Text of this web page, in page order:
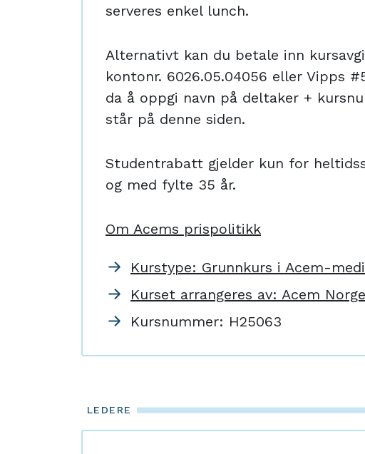
serveres enkel lunch.
Alternativt kan du betale inn
kontonr. 6026.05.04056 eller Vipps
da å oppgi navn på deltaker +
står på denne siden.
Studentrabatt gjelder kun for
og med fylte 35 år.
Om Acems prispolitikk
Kurstype: Grunnkurs i Acem-
Kurset arrangeres av: Acem Norge
Kursnummer: H25063
LEDERE